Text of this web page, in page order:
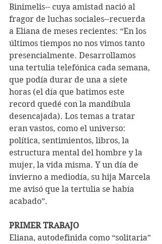
Binimelis-- cuya amistad nació al
fragor de luchas sociales--recuerda
a Eliana de meses recientes: “En los
últimos tiempos no nos vimos tanto
presencialmente. Desarrollamos
una tertulia telefónica cada semana,
que podía durar de una a siete
horas (el día que batimos este
record quedé con la mandíbula
desencajada). Los temas a tratar
eran vastos, como el universo:
política, sentimientos, libros, la
estructura mental del hombre y la
mujer, la vida misma. Y un día de
invierno a mediodía, su hija Marcela
me avisó que la tertulia se había
acabado”.
PRIMER TRABAJO
Eliana, autodefinida como “solitaria”